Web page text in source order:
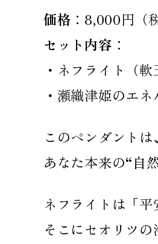
価格 ：8,000円（
セット内容 ：
・ネフライト（
・瀬織津姫のエ
このペンダント
あなた本来の“自
ネフライトは「平
そこにセオリツの